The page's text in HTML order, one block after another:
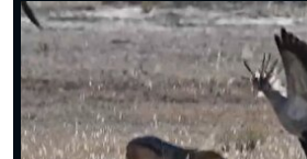
۱۴۰۴
۱۴۰۴
۱۴۰۴